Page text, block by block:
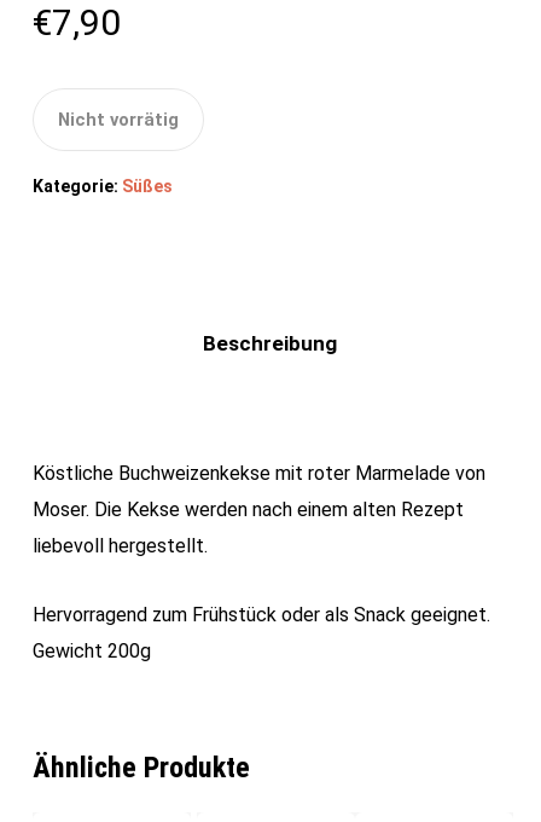
€7,90
Nicht vorrätig
Kategorie: Süßes
Beschreibung
Köstliche Buchweizenkekse mit roter Marmelade von
Moser. Die Kekse werden nach einem alten Rezept
liebevoll hergestellt.
Hervorragend zum Frühstück oder als Snack geeignet.
Gewicht 200g
Ähnliche Produkte